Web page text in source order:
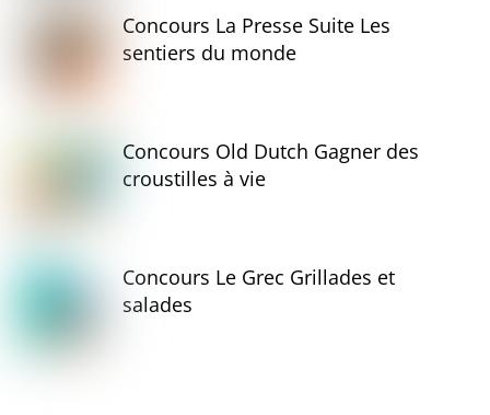
Concours La Presse Suite Les
sentiers du monde
Concours Old Dutch Gagner des
croustilles à vie
Concours Le Grec Grillades et
salades